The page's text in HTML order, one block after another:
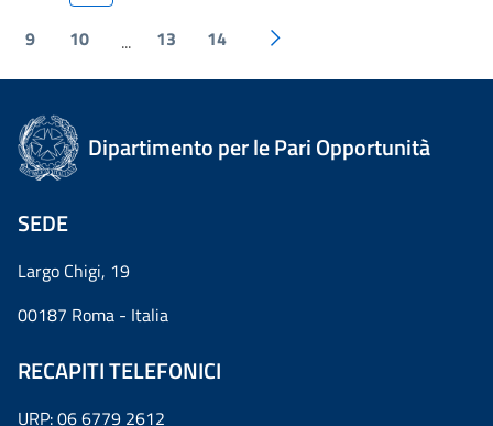
9 10 ... 13 14
Dipartimento per le Pari Opportunità
SEDE
Largo Chigi, 19
00187 Roma - Italia
RECAPITI TELEFONICI
URP: 06 6779 2612